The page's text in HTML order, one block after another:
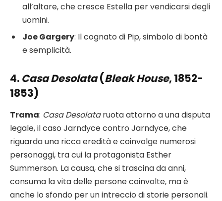
all’altare, che cresce Estella per vendicarsi degli
uomini.
Joe Gargery: Il cognato di Pip, simbolo di bontà
e semplicità.
4. Casa Desolata(Bleak House, 1852-
1853)
Trama: Casa Desolataruota attorno a una disputa
legale, il caso Jarndyce contro Jarndyce, che
riguarda una ricca eredità e coinvolge numerosi
personaggi, tra cui la protagonista Esther
Summerson. La causa, che si trascina da anni,
consuma la vita delle persone coinvolte, ma è
anche lo sfondo per un intreccio di storie personali.